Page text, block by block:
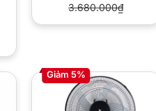
3.680.000₫
Giảm 5%